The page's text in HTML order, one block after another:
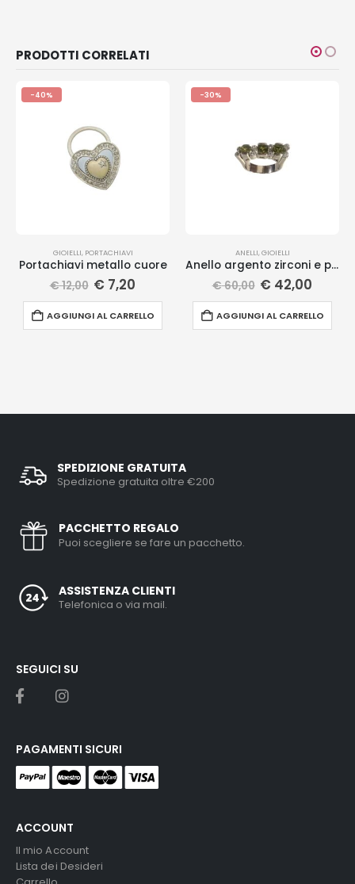
PRODOTTI CORRELATI
-40%
GIOIELLI, PORTACHIAVI
Portachiavi metallo cuore
€12,00 € 7,20
AGGIUNGI AL CARRELLO
-30%
ANELLI,GIOIELLI
Anello argento zirconi e pietre
€60,00 € 42,00
AGGIUNGI AL CARRELLO
SPEDIZIONE GRATUITA
Spedizione gratuita oltre €200
PACCHETTO REGALO
Puoi scegliere se fare un pacchetto.
ASSISTENZA CLIENTI
Telefonica o via mail.
ACCOUNT
Il mio Account
Lista dei Desideri
SEGUICI SU
PAGAMENTI SICURI